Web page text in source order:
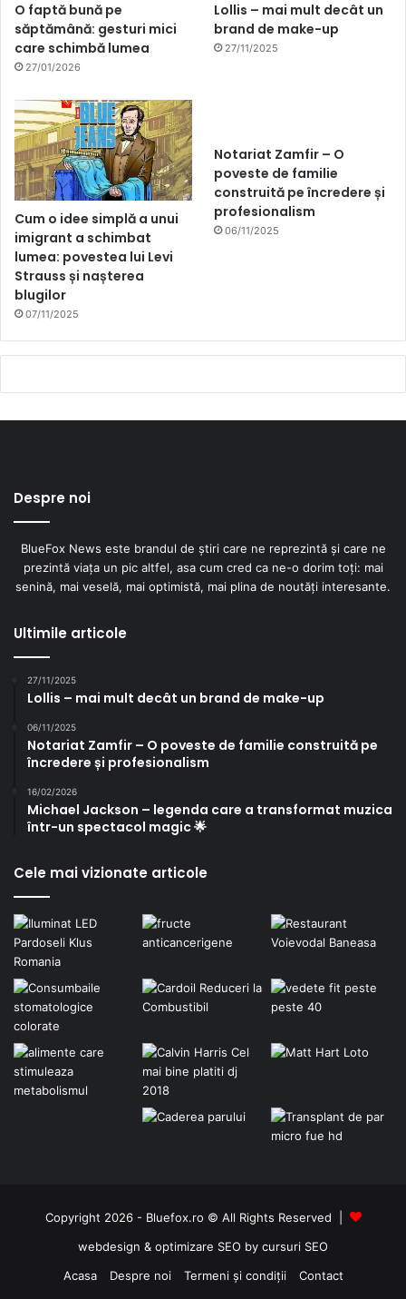
O faptă bună pe
săptămână: gesturi mici
care schimbă lumea
27/01/2026
Lollis – mai mult decât un
brand de make-up
27/11/2025
Cum o idee simplă a unui
imigrant a schimbat
lumea: povestea lui Levi
Strauss și nașterea
blugilor
07/11/2025
Notariat Zamfir – O
poveste de familie
construită pe încredere și
profesionalism
06/11/2025
Despre noi
BlueFox News este brandul de știri care ne reprezintă și care ne
prezintă viața un pic altfel, asa cum cred ca ne-o dorim toți: mai
senină, mai veselă, mai optimistă, mai plina de noutăți interesante.
Ultimile articole
27/11/2025
Lollis – mai mult decât un brand de make-up
06/11/2025
Notariat Zamfir – O poveste de familie construită pe
încredere și profesionalism
16/02/2026
Michael Jackson – legenda care a transformat muzica
într-un spectacol magic 🌟
Cele mai vizionate articole
Copyright 2026 - Bluefox.ro © All Rights Reserved |
webdesign & optimizare SEO by cursuri SEO
Acasa
Despre noi Termeni și condiții Contact